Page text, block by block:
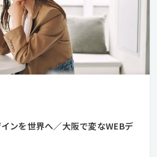
ンを世界へ／大阪で変なWEBデ